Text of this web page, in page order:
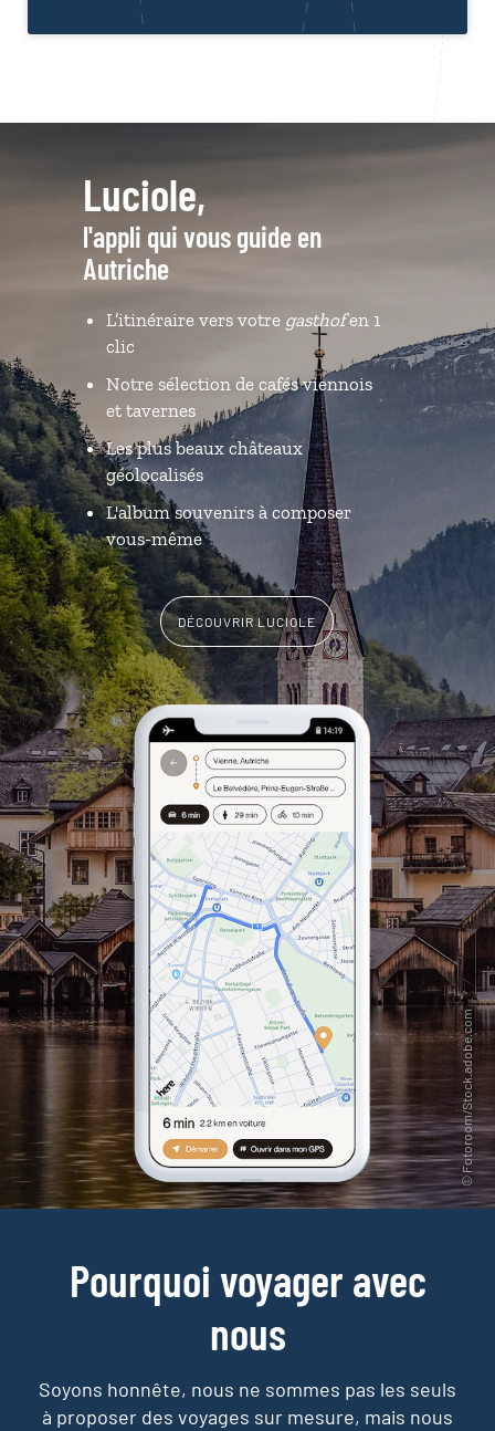
Luciole,
l'appli qui vous guide en
Autriche
L’itinéraire vers votre gasthofen 1
clic
Notre sélection de cafés viennois
et tavernes
Les plus beaux châteaux
géolocalisés
L'album souvenirs à composer
vous-même
DÉCOUVRIR LUCIOLE
Pourquoi voyager avec
nous
Soyons honnête, nous ne sommes pas les seuls
à proposer des voyages sur mesure, mais nous